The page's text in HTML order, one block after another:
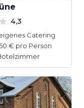
4,3
Catering
€ pro Person